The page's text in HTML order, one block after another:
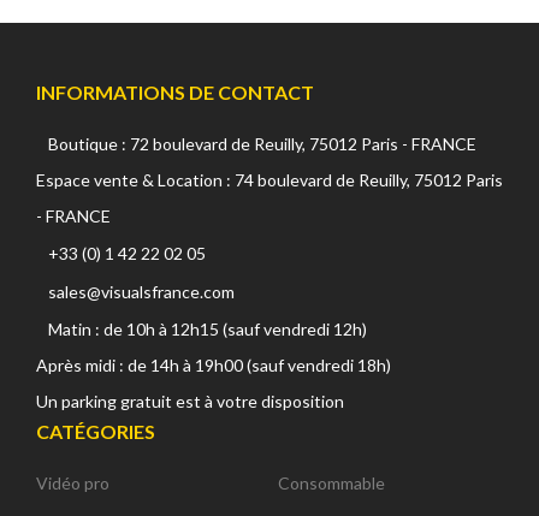
INFORMATIONS DE CONTACT
Boutique : 72 boulevard de Reuilly, 75012 Paris - FRANCE
Espace vente & Location : 74 boulevard de Reuilly, 75012 Paris
- FRANCE
+33 (0) 1 42 22 02 05
sales@visualsfrance.com
Matin : de 10h à 12h15 (sauf vendredi 12h)
Après midi : de 14h à 19h00 (sauf vendredi 18h)
Un parking gratuit est à votre disposition
CATÉGORIES
Vidéo pro Consommable